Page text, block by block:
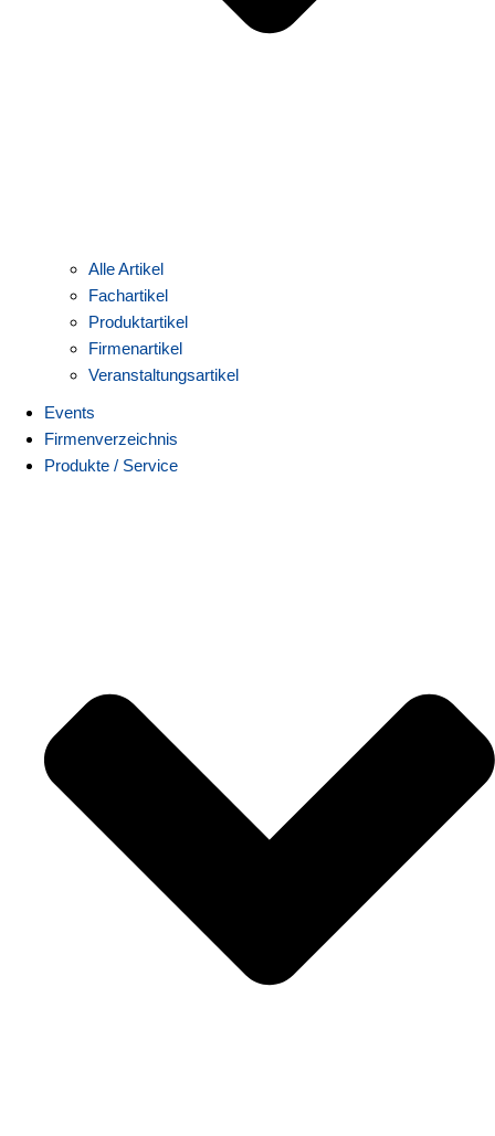
Alle Artikel
Fachartikel
Produktartikel
Firmenartikel
Veranstaltungsartikel
Events
Firmenverzeichnis
Produkte / Service